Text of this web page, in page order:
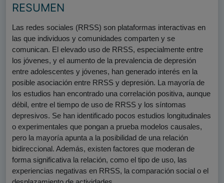
RESUMEN
Las redes sociales (RRSS) son plataformas interactivas en
las que individuos y comunidades comparten y se
comunican. El elevado uso de RRSS, especialmente entre
los jóvenes, y el aumento de la prevalencia de depresión
entre adolescentes y jóvenes, han generado interés en la
posible asociación entre RRSS y depresión. La mayoría de
los estudios han encontrado una correlación positiva, aunque
débil, entre el tiempo de uso de RRSS y los síntomas
depresivos. Se han identificado pocos estudios longitudinales
o experimentales que pongan a prueba modelos causales,
pero la mayoría apunta a la posibilidad de una relación
bidireccional. Además, existen factores que moderan de
forma significativa la relación, como el tipo de uso, las
experiencias negativas en RRSS, la comparación social o el